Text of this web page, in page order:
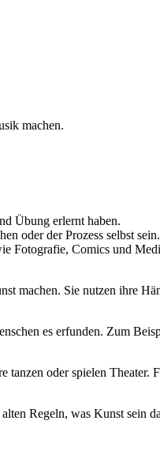
machen.
Übung erlernt haben.
oder der Prozess selbst sein.
Fotografie, Comics und
machen. Sie nutzen ihre
es erfunden. Zum
oder spielen Theater.
Regeln, was Kunst sein